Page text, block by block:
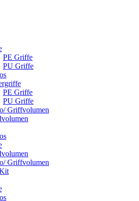
PE Griffe
PU Griffe
PE Griffe
PU Griffe
Griffvolumen
Griffvolumen